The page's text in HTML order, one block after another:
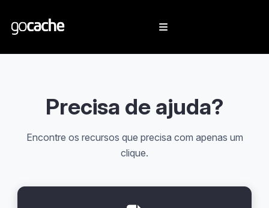
Precisa de ajuda?
Encontre os recursos que precisa com apenas um
clique.